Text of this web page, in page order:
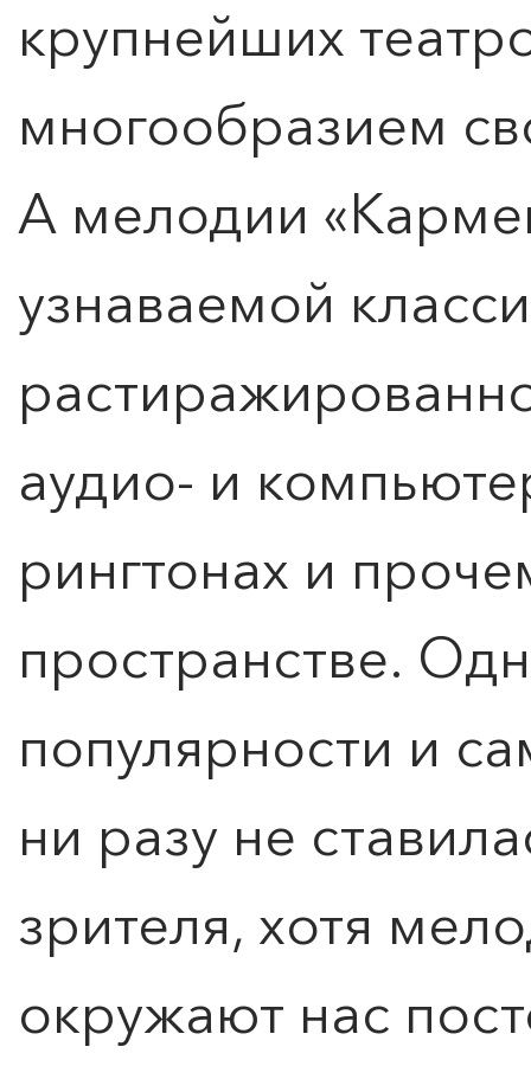
крупнейших
многообразием
А мелодии
узнаваемой
аудио- и
рингтонах и
пространстве.
популярности и
ни разу не
зрителя, хотя
окружают нас